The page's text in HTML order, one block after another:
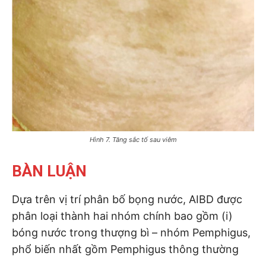
Hình 7. Tăng sắc tố sau viêm
BÀN LUẬN
Dựa trên vị trí phân bố bọng nước, AIBD được
phân loại thành hai nhóm chính bao gồm (i)
bóng nước trong thượng bì – nhóm Pemphigus,
phổ biến nhất gồm Pemphigus thông thường